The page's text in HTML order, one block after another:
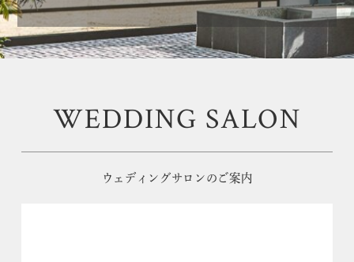
WEDDING SALON
ウェディングサロンのご案内